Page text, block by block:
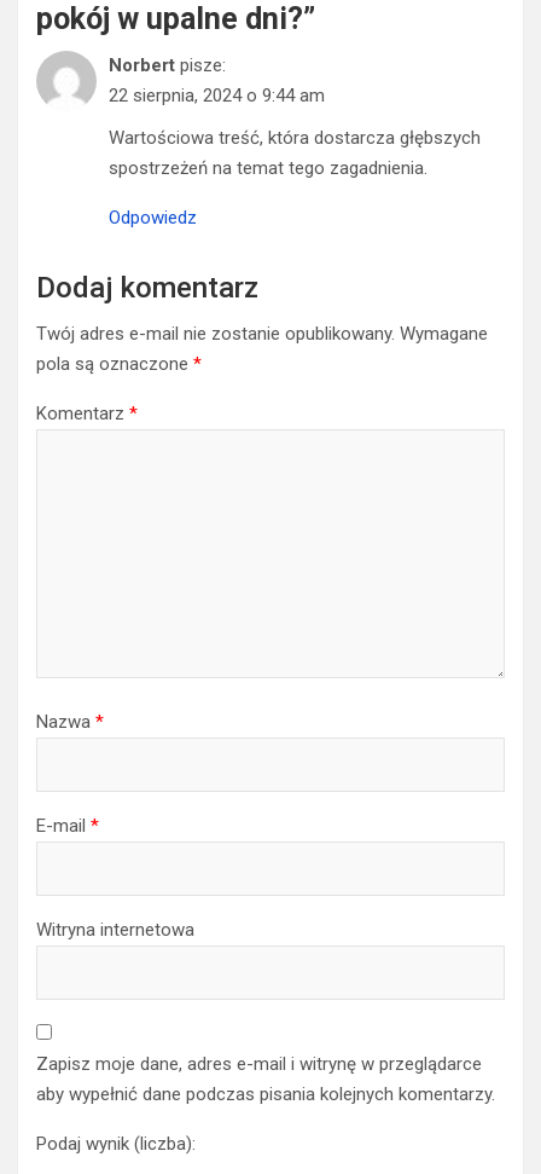
pokój w upalne dni?”
Norbert pisze:
22 sierpnia, 2024 o 9:44 am
Wartościowa treść, która dostarcza głębszych
spostrzeżeń na temat tego zagadnienia.
Odpowiedz
Dodaj komentarz
Twój adres e-mail nie zostanie opublikowany. Wymagane
pola są oznaczone *
Komentarz *
Nazwa *
E-mail *
Witryna internetowa
Zapisz moje dane, adres e-mail i witrynę w przeglądarce
aby wypełnić dane podczas pisania kolejnych komentarzy.
Podaj wynik (liczba):